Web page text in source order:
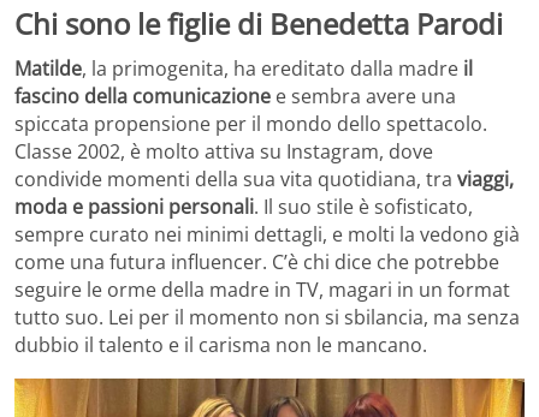
Chi sono le figlie di Benedetta Parodi
Matilde, la primogenita, ha ereditato dalla madre il
fascino della comunicazione e sembra avere una
spiccata propensione per il mondo dello spettacolo.
Classe 2002, è molto attiva su Instagram, dove
condivide momenti della sua vita quotidiana, tra viaggi,
moda e passioni personali. Il suo stile è sofisticato,
sempre curato nei minimi dettagli, e molti la vedono già
come una futura influencer. C’è chi dice che potrebbe
seguire le orme della madre in TV, magari in un format
tutto suo. Lei per il momento non si sbilancia, ma senza
dubbio il talento e il carisma non le mancano.